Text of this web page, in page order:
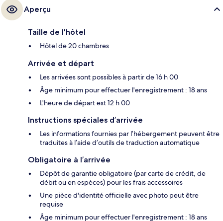
Aperçu
Taille de l'hôtel
Hôtel de 20 chambres
Arrivée et départ
Les arrivées sont possibles à partir de 16 h 00
Âge minimum pour effectuer l'enregistrement : 18 ans
L'heure de départ est 12 h 00
Instructions spéciales d’arrivée
Les informations fournies par l’hébergement peuvent être
traduites à l’aide d’outils de traduction automatique
Obligatoire à l’arrivée
Dépôt de garantie obligatoire (par carte de crédit, de
débit ou en espèces) pour les frais accessoires
Une pièce d'identité officielle avec photo peut être
requise
Âge minimum pour effectuer l'enregistrement : 18 ans